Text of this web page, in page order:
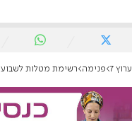
ערוץ 7 פנימה רשימת מטלות לשבוע